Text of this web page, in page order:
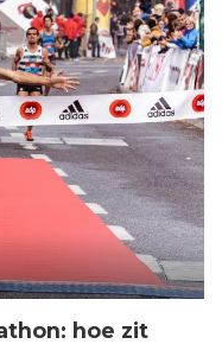
hoe zit